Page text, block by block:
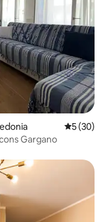
5 (30)
Gargano